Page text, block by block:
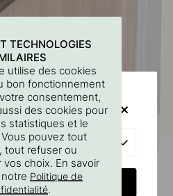
TECHNOLOGIES
utilise des cookies
bon fonctionnement
consentement,
des cookies pour
statistiques et le
pouvez tout
tout refuser ou
vos choix. En savoir
Politique de
.
VISIT?
COUNTRY